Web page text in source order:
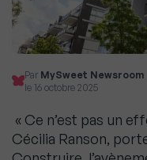
Par MySweet Newsroom
le 16 octobre 2025
« Ce n’est pas un
Cécilia Ranson,